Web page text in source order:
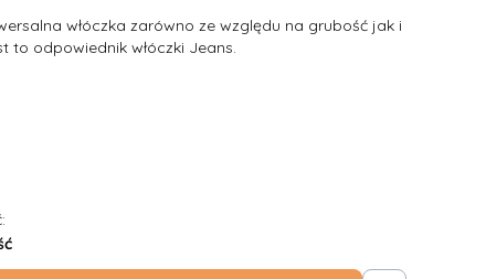
włóczka zarówno ze względu na grubość jak i
to odpowiednik włóczki Jeans.